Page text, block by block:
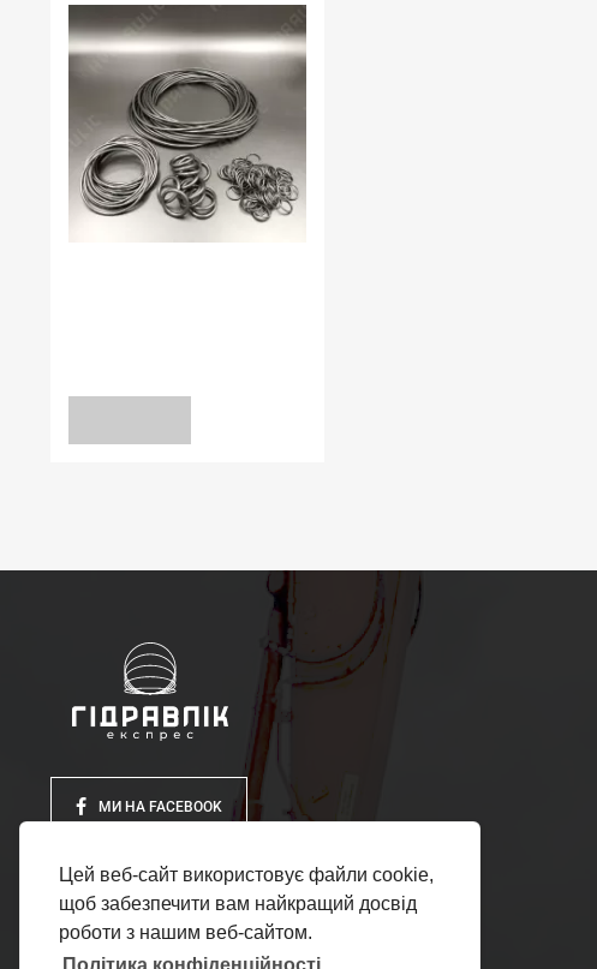
Цей веб-сайт використовує файли cookie,
щоб забезпечити вам найкращий досвід
роботи з нашим веб-сайтом.
МИ НА FACEBOOK